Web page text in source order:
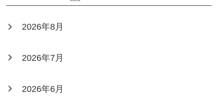
2026年8月
2026年7月
2026年6月